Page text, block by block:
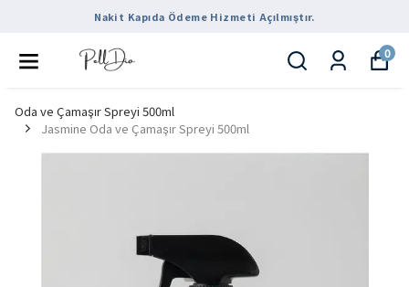
Nakit Kapıda Ödeme Hizmeti Açılmıştır.
0
Oda ve Çamaşır Spreyi 500ml
Jasmine Oda ve Çamaşır Spreyi 500ml